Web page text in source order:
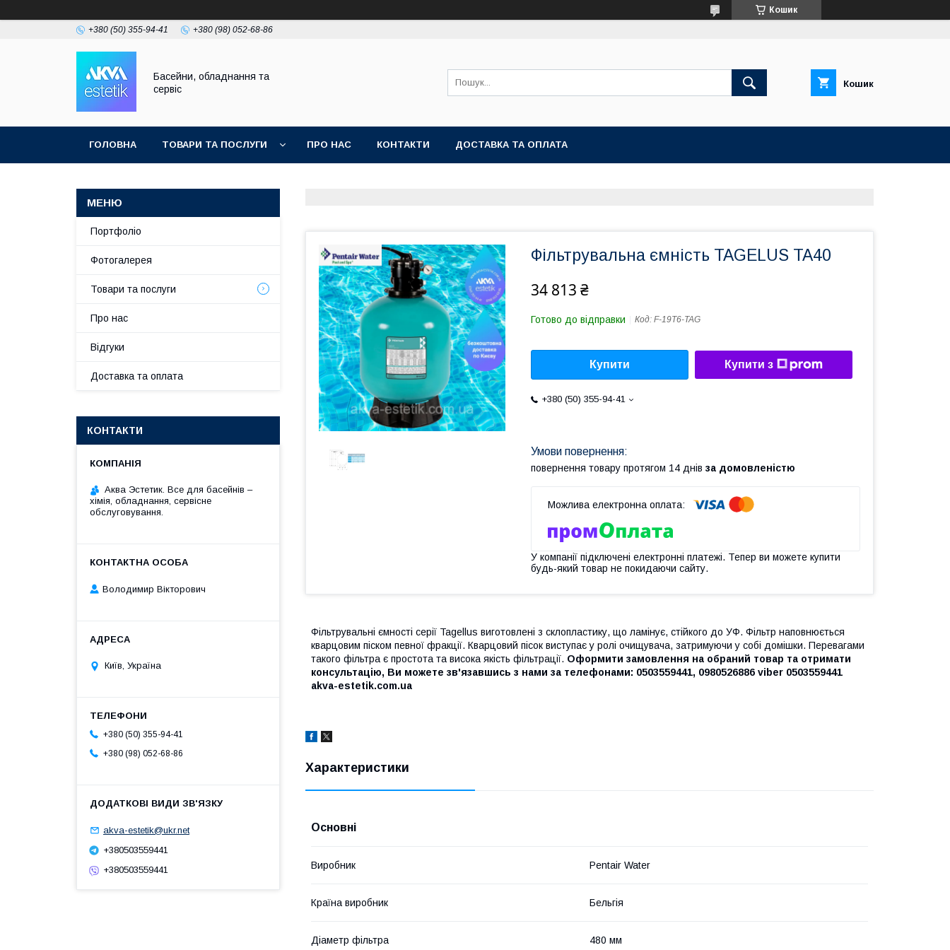
Кошик
+380 (50) 355-94-41 +380 (98) 052-68-86
Басейни, обладнання та
сервіс
Кошик
ГОЛОВНА ТОВАРИ ТА ПОСЛУГИ ПРО НАС КОНТАКТИ ДОСТАВКА ТА ОПЛАТА
Фільтрувальна ємність TAGELUS TA40
34 813 ₴
Готово до відправки Код: F-19T6-TAG
Купити Купити з
+380 (50) 355-94-41
повернення товару протягом 14 днів за домовленістю
У компанії підключені електронні платежі. Тепер ви можете купити
будь-який товар не покидаючи сайту.
Фільтрувальні ємності серії Tagellus виготовлені з склопластику, що ламінує, стійкого до УФ. Фільтр наповнюється
кварцовим піском певної фракції. Кварцовий пісок виступає у ролі очищувача, затримуючи у собі домішки. Перевагами
такого фільтра є простота та висока якість фільтрації. Оформити замовлення на обраний товар та отримати
консультацію, Ви можете зв'язавшись з нами за телефонами: 0503559441, 0980526886 viber 0503559441
akva-estetik.com.ua
Характеристики
Основні
Виробник Pentair Water
Країна виробник Бельгія
Діаметр фільтра 480 мм
Портфоліо
Фотогалерея
Товари та послуги
Про нас
Відгуки
Доставка та оплата
КОНТАКТИ
Аква Эстетик. Все для басейнів –
хімія, обладнання, сервісне
обслуговування.
Володимир Вікторович
Київ, Україна
+380 (50) 355-94-41
+380 (98) 052-68-86
akva-estetik@ukr.net
+380503559441
+380503559441